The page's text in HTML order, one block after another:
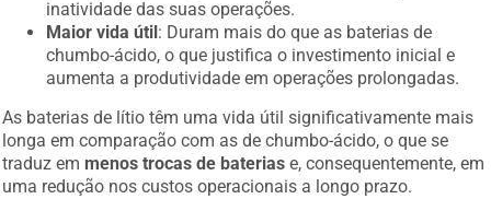
inatividade das suas operações.
Maior vida útil : Duram mais do que as baterias de
chumbo-ácido, o que justifica o investimento inicial e
aumenta a produtividade em operações prolongadas.
As baterias de lítio têm uma vida útil significativamente mais
longa em comparação com as de chumbo-ácido, o que se
traduz em menos trocas de baterias e, consequentemente, em
uma redução nos custos operacionais a longo prazo.